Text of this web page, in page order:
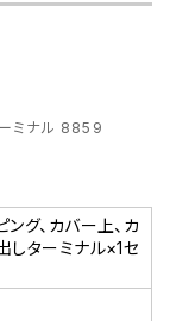
ミナル 8859
ング、カバー上、カ
しターミナル×1セ